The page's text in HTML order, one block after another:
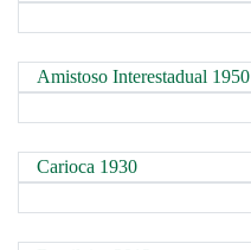
Amistoso Interestadual 1950
Carioca 1930